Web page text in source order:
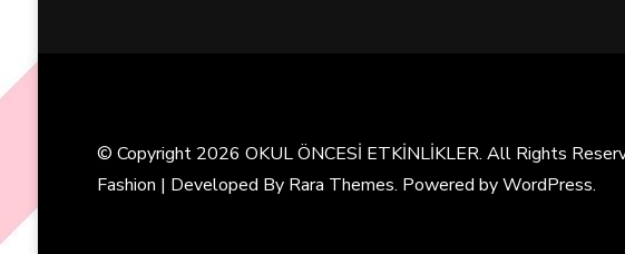
© Copyright 2026 OKUL ÖNCESİ ETKİNLİKLER. All Rights
Fashion | Developed By Rara Themes. Powered byWordPress.